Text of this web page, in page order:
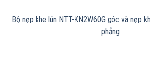
Bộ nẹp khe lún NTT-KN2W60G góc và nẹp
phẳng